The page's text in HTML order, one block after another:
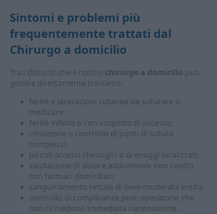
Sintomi e problemi più
frequentemente trattati dal
Chirurgo a domicilio
Tra i disturbi che il nostro chirurgo a domicilio può
gestire direttamente troviamo:
ferite e lacerazioni cutanee da suturare o
medicare;
ferite infette o con sospetto di ascesso;
rimozione o controllo di punti di sutura
complessi;
piccoli accessi chirurgici o drenaggi localizzati;
valutazione di dolore addominale non risolto
con farmaci domiciliari;
sanguinamento rettale di lieve-moderata entità;
controllo di complicanze post-operatorie che
non richiedono immediata rianimazione.